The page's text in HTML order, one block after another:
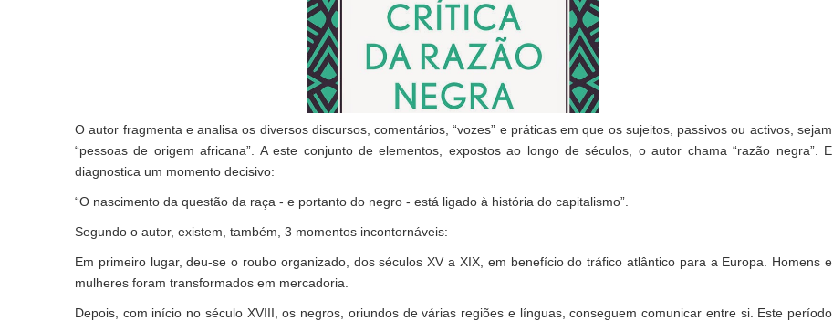
O autor fragmenta e analisa os diversos discursos, comentários, “vozes” e práticas em que os sujeitos, passivos ou activos, sejam
“pessoas de origem africana”. A este conjunto de elementos, expostos ao longo de séculos, o autor chama “razão negra”. E
diagnostica um momento decisivo:
“O nascimento da questão da raça - e portanto do negro - está ligado à história do capitalismo”.
Segundo o autor, existem, também, 3 momentos incontornáveis:
Em primeiro lugar, deu-se o roubo organizado, dos séculos XV a XIX, em benefício do tráfico atlântico para a Europa. Homens e
mulheres foram transformados em mercadoria.
Depois, com início no século XVIII, os negros, oriundos de várias regiões e línguas, conseguem comunicar entre si. Este período